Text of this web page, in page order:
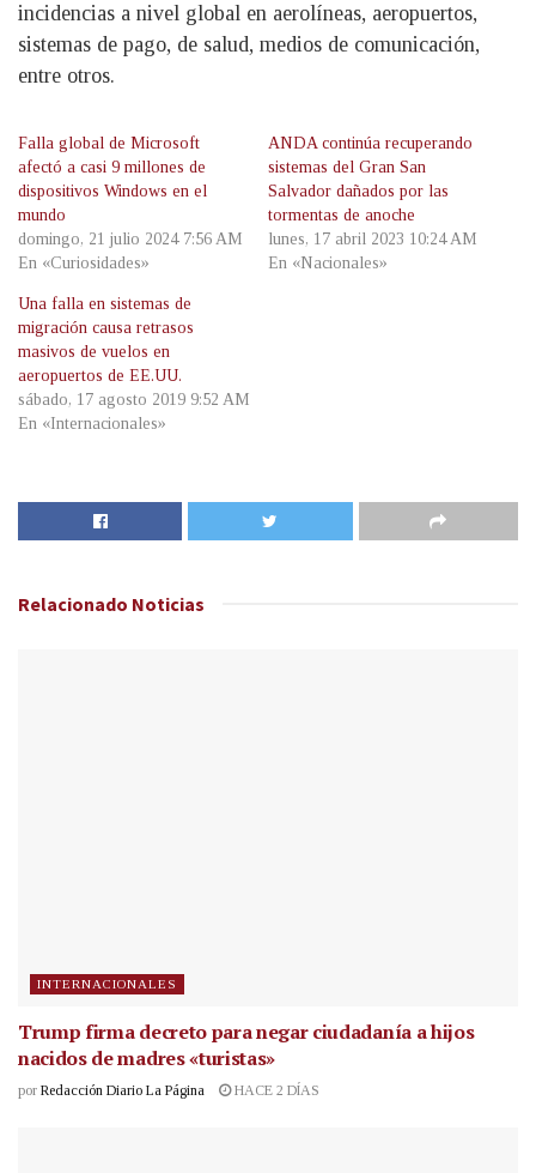
incidencias a nivel global en aerolíneas, aeropuertos,
sistemas de pago, de salud, medios de comunicación,
entre otros.
Falla global de Microsoft
afectó a casi 9 millones de
dispositivos Windows en el
mundo
domingo, 21 julio 2024 7:56 AM
En «Curiosidades»
ANDA continúa recuperando
sistemas del Gran San
Salvador dañados por las
tormentas de anoche
lunes, 17 abril 2023 10:24 AM
En «Nacionales»
Una falla en sistemas de
migración causa retrasos
masivos de vuelos en
aeropuertos de EE.UU.
sábado, 17 agosto 2019 9:52 AM
En «Internacionales»
Relacionado Noticias
INTERNACIONALES
Trump firma decreto para negar ciudadanía a hijos
nacidos de madres «turistas»
por Redacción Diario La Página HACE 2 DÍAS